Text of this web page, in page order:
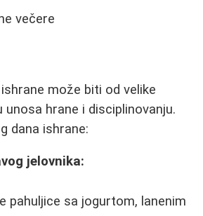
večere
može biti od velike
unosa hrane i disciplinovanju.
dana ishrane:
jelovnika:
pahuljice sa jogurtom, lanenim